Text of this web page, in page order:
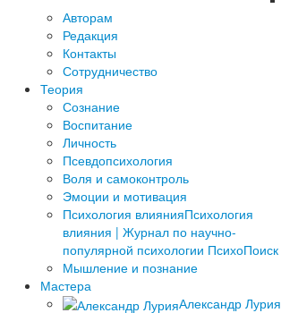
Авторам
Редакция
­Контакты
Сотрудничество
Теория
Сознание
Воспитание
Личность
Псевдопсихология
Воля и самоконтроль
Эмоции и мотивация
Психология влиянияПсихология
влияния | Журнал по научно-
популярной психологии ПсихоПоиск
Мышление и познание
Мастера
Александр Лурия